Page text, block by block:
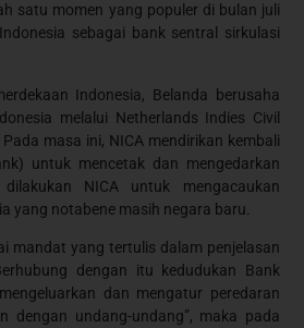
satu momen yang populer di bulan juli
sebagai bank sentral sirkulasi
Indonesia, Belanda berusaha
melalui Netherlands Indies Civil
masa ini, NICA mendirikan kembali
untuk mencetak dan mengedarkan
NICA untuk mengacaukan
yang notabene masih negara baru.
mandat yang tertulis dalam penjelasan
dengan itu kedudukan Bank
dan mengatur peredaran
dengan undang-undang”, maka pada